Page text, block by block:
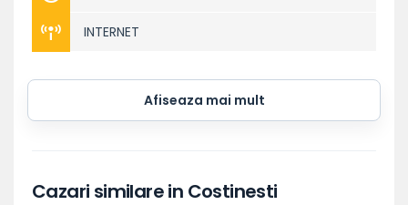
INTERNET
Afiseaza mai mult
Cazari similare in Costinesti